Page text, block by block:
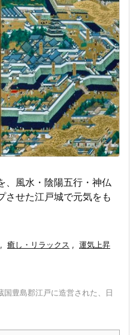
、風水・陰陽五行・神仏
させた江戸城で元気をも
, 癒し・リラックス , 運気上昇
豊島郡江戸に造営された、日